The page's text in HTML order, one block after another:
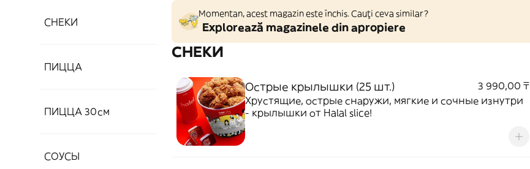
СНЕКИ
ПИЦЦА
ПИЦЦА 30см
СОУСЫ
Momentan, acest magazin este închis. Cauți ceva similar?
Explorează magazinele din apropiere
СНЕКИ
Острые крылышки (25 шт.)
3 990,00 ₸
Хрустящие, острые снаружи, мягкие и сочные изнутри
- крылышки от Halal slice!